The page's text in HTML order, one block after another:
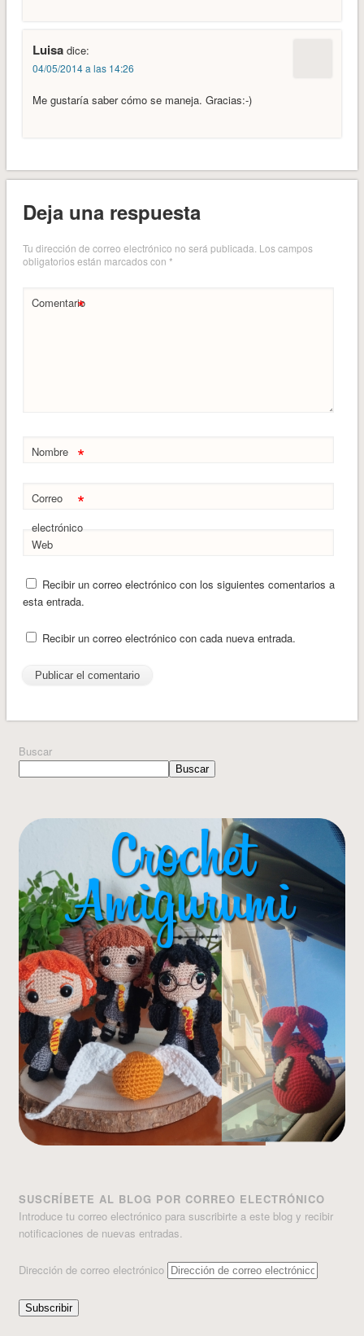
Luisa dice:
04/05/2014 a las 14:26
Me gustaría saber cómo se maneja. Gracias:-)
Deja una respuesta
Tu dirección de correo electrónico no será publicada. Los campos
obligatorios están marcados con *
Comentario
*
Nombre *
Correo
electrónico
*
Web
Recibir un correo electrónico con los siguientes comentarios a
esta entrada.
Recibir un correo electrónico con cada nueva entrada.
Buscar
Buscar
SUSCRÍBETE AL BLOG POR CORREO ELECTRÓNICO
Introduce tu correo electrónico para suscribirte a este blog y recibir
notificaciones de nuevas entradas.
Dirección de correo electrónico
Subscribir